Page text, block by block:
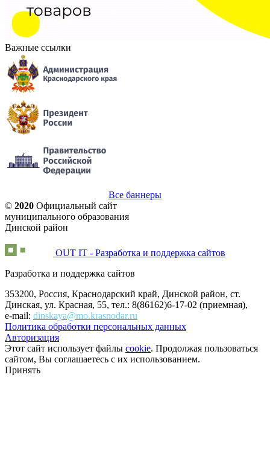
Важные ссылки
Все баннеры
© 2020 Официальный сайт
муниципального образования
Динской район
OUT IT - Разработка и поддержка сайтов
Разработка и поддержка сайтов
353200, Россия, Краснодарский край, Динской район, ст.
Динская, ул. Красная, 55, тел.: 8(86162)6-17-02 (приемная),
e-mail: dinskaya@mo.krasnodar.ru
Политика обработки персональных данных
Авторизация
Этот сайт использует файлы cookie. Продолжая пользоваться
сайтом, Вы соглашаетесь с их использованием.
Принять